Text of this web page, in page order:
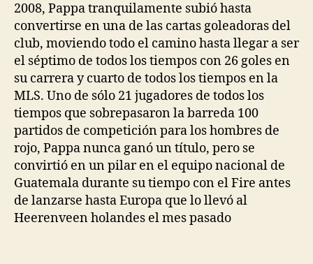
2008, Pappa tranquilamente subió hasta
convertirse en una de las cartas goleadoras del
club, moviendo todo el camino hasta llegar a ser
el séptimo de todos los tiempos con 26 goles en
su carrera y cuarto de todos los tiempos en la
MLS. Uno de sólo 21 jugadores de todos los
tiempos que sobrepasaron la barreda 100
partidos de competición para los hombres de
rojo, Pappa nunca ganó un título, pero se
convirtió en un pilar en el equipo nacional de
Guatemala durante su tiempo con el Fire antes
de lanzarse hasta Europa que lo llevó al
Heerenveen holandes el mes pasado